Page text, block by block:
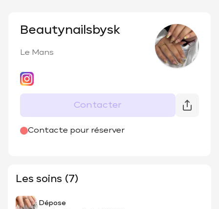
Beautynailsbysk
Le Mans
Contacter
Contacte pour réserver
@beautynailsbysk
Les soins (7)
Dépose